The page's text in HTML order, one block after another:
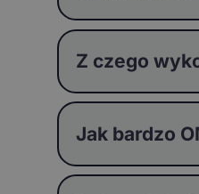
Z czego
Jak bardzo